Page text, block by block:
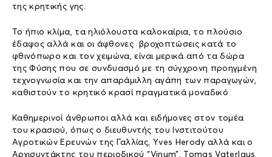
της κρητικής γης.
Το ήπιο κλίμα, τα ηλιόλουστα καλοκαίρια, το πλούσιο
έδαφος αλλά και οι άφθονες βροχοπτώσεις κατά το
φθινόπωρο και τον χειμώνα, είναι μερικά από τα δώρα
της Φύσης που σε συνδυασμό με τη σύγχρονη προηγμένη
τεχνογνωσία και την απαράμιλλη αγάπη των παραγωγών,
καθιστούν το κρητικό κρασί πραγματικά μοναδικό
Καθημερινοί άνθρωποι αλλά και ειδήμονες στον τομέα
του κρασιού, όπως ο διευθυντής του Ινστιτούτου
Αγροτικών Ερευνών της Γαλλίας, Yves Herody αλλά και ο
Αρχισυντάκτης του περιοδικού “Vinum”, Tomas Vaterlaus